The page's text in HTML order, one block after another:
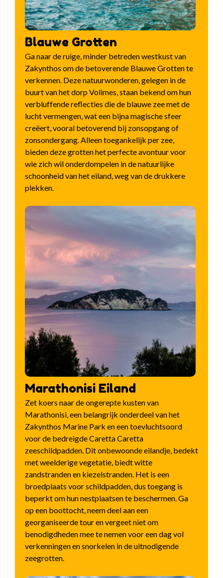
Blauwe Grotten
Ga naar de ruige, minder betreden westkust van
Zakynthos om de betoverende Blauwe Grotten te
verkennen. Deze natuurwonderen, gelegen in de
buurt van het dorp Volimes, staan bekend om hun
verbluffende reflecties die de blauwe zee met de
lucht vermengen, wat een bijna magische sfeer
creëert, vooral betoverend bij zonsopgang of
zonsondergang. Alleen toegankelijk per zee,
bieden deze grotten het perfecte avontuur voor
wie zich wil onderdompelen in de natuurlijke
schoonheid van het eiland, weg van de drukkere
plekken.
Marathonisi Eiland
Zet koers naar de ongerepte kusten van
Marathonisi, een belangrijk onderdeel van het
Zakynthos Marine Park en een toevluchtsoord
voor de bedreigde Caretta Caretta
zeeschildpadden. Dit onbewoonde eilandje, bedekt
met weelderige vegetatie, biedt witte
zandstranden en kiezelstranden. Het is een
broedplaats voor schildpadden, dus toegang is
beperkt om hun nestplaatsen te beschermen. Ga
op een boottocht, neem deel aan een
georganiseerde tour en vergeet niet om
benodigdheden mee te nemen voor een dag vol
verkenningen en snorkelen in de uitnodigende
zeegrotten.